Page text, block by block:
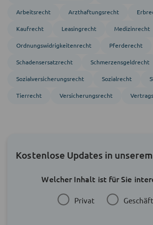
Arbeitsrecht Arzthaftungsrecht
Kaufrecht Leasingrecht Medizinrecht
Ordnungs­widrigkeitenrecht Pferderecht
Schadensersatzrecht Schmerzensgeldrecht
Sozial­versicherungs­recht Sozialrecht
Tier­recht Versicherungsrecht
Kostenlose Updates in
Welcher Inhalt ist für Sie
Privat